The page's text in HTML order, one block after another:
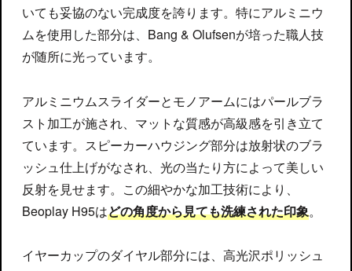
いても妥協のない完成度を誇ります。特にアルミニウ
ムを使用した部分は、Bang & Olufsenが培った職人技
が随所に光っています。
アルミニウムスライダーとモノアームにはパールブラ
スト加工が施され、マットな質感が高級感を引き立て
ています。スピーカーハウジング部分は放射状のブラ
ッシュ仕上げがなされ、光の当たり方によって美しい
反射を見せます。この細やかな加工技術により、
Beoplay H95はどの角度から見ても洗練された印象。
イヤーカップのダイヤル部分には、高光沢ポリッシュ